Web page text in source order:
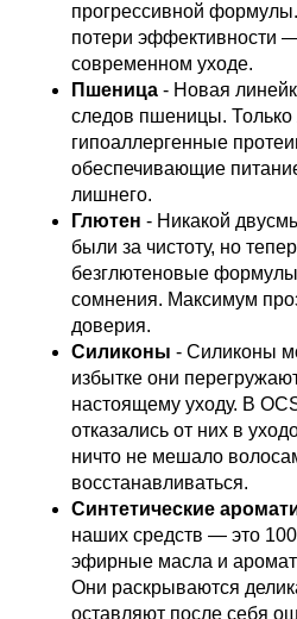
прогрессивной
потери эффективности
современном уходе.
Пшеница - Новая
следов пшеницы. Только
гипоаллергенные
обеспечивающие
лишнего.
Глютен - Никакой
были за чистоту, но
безглютеновые
сомнения. Максимум
доверия.
Силиконы - Силиконы
избытке они
настоящему уходу. В
отказались от них в
ничто не мешало
восстанавливаться.
Синтетические
наших средств — это
эфирные масла и
Они раскрываются
оставляют после себя